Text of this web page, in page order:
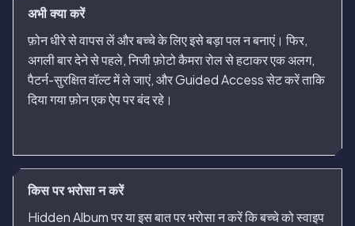
अभी क्या करें
फ़ोन धीरे से वापस लें और बच्चे के लिए इसे बड़ा पल न बनाएं। फिर,
अगली बार देने से पहले, निजी फ़ोटो कैमरा रोल से हटाकर एक अलग,
पैटर्न-सुरक्षित वॉल्ट में ले जाएं, और Guided Access सेट करें ताकि
दिया गया फ़ोन एक ऐप पर बंद रहे।
किस पर भरोसा न करें
Hidden Album पर या इस बात पर भरोसा न करें कि बच्चे को स्वाइप